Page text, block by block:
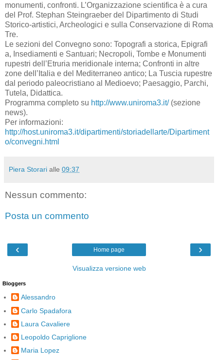
monumenti, confronti. L’Organizzazione scientifica è a cura
del Prof. Stephan Steingraeber del Dipartimento di Studi
Storico-artistici, Archeologici e sulla Conservazione di Roma
Tre.
Le sezioni del Convegno sono: Topografi a storica, Epigrafi
a, Insediamenti e Santuari; Necropoli, Tombe e Monumenti
rupestri dell’Etruria meridionale interna; Confronti in altre
zone dell’Italia e del Mediterraneo antico; La Tuscia rupestre
dal periodo paleocristiano al Medioevo; Paesaggio, Parchi,
Tutela, Didattica.
Programma completo su http://www.uniroma3.it/(sezione
news).
Per informazioni:
http://host.uniroma3.it/dipartimenti/storiadellarte/Dipartiment
o/convegni.html
Piera Storari alle 09:37
Nessun commento:
Posta un commento
‹ ›
Home page
Visualizza versione web
Bloggers
Alessandro
Carlo Spadafora
Laura Cavaliere
Leopoldo Capriglione
Maria Lopez